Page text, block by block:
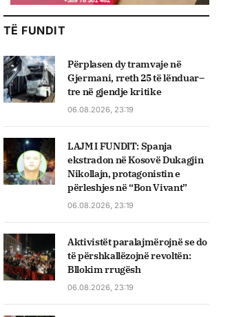
TË FUNDIT
Përplasen dy tramvaje në
Gjermani, rreth 25 të lënduar–
tre në gjendje kritike
06.08.2026, 23:19
LAJM I FUNDIT: Spanja
ekstradon në Kosovë Dukagjin
Nikollajn, protagonistin e
përleshjes në “Bon Vivant”
06.08.2026, 23:19
Aktivistët paralajmërojnë se do
të përshkallëzojnë revoltën:
Bllokim rrugësh
06.08.2026, 23:19